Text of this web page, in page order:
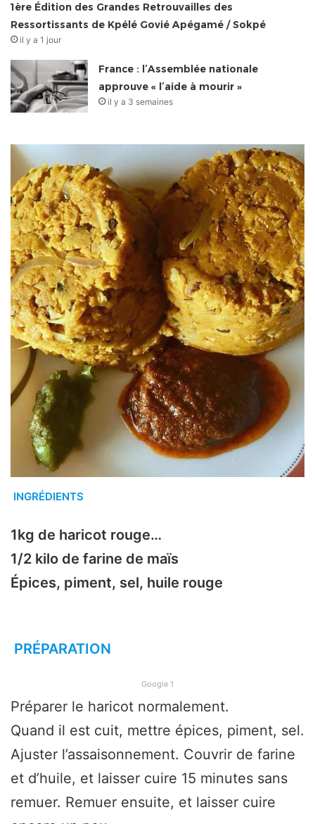
1ère Édition des Grandes Retrouvailles des
Ressortissants de Kpélé Govié Apégamé / Sokpé
il y a 1 jour
France : l’Assemblée nationale
approuve « l’aide à mourir »
il y a 3 semaines
INGRÉDIENTS
1kg de haricot rouge…
1/2 kilo de farine de maïs
Épices, piment, sel, huile rouge
PRÉPARATION
Google 1
Préparer le haricot normalement.
Quand il est cuit, mettre épices, piment, sel.
Ajuster l’assaisonnement. Couvrir de farine
et d’huile, et laisser cuire 15 minutes sans
remuer. Remuer ensuite, et laisser cuire